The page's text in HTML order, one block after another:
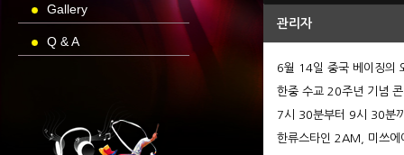
Gallery
Q & A
관리자
6월 14일 중국 베이징의
한중 수교 20주년 기념
7시 30분부터 9시 30분
한류스타인 2AM, 미쓰에